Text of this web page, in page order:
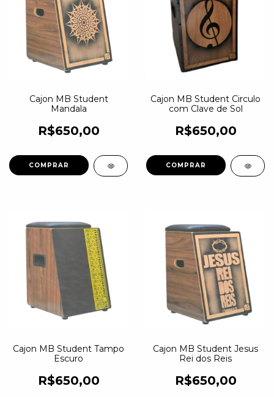
Cajon MB Student
Mandala
R$650,00
Cajon MB Student Circulo
com Clave de Sol
R$650,00
Cajon MB Student Tampo
Escuro
R$650,00
Cajon MB Student Jesus
Rei dos Reis
R$650,00